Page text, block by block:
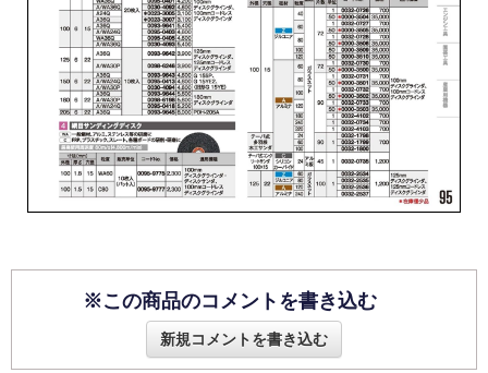
※この商品のコメントを書き込む
新規コメントを書き込む